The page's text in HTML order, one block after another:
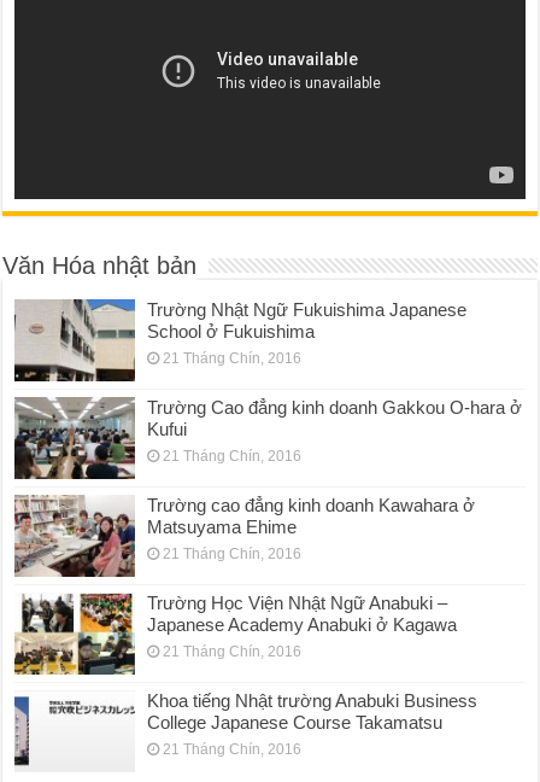
Văn Hóa nhật bản
Trường Nhật Ngữ Fukuishima Japanese
School ở Fukuishima
21 Tháng Chín, 2016
Trường Cao đẳng kinh doanh Gakkou O-hara ở
Kufui
21 Tháng Chín, 2016
Trường cao đẳng kinh doanh Kawahara ở
Matsuyama Ehime
21 Tháng Chín, 2016
Trường Học Viện Nhật Ngữ Anabuki –
Japanese Academy Anabuki ở Kagawa
21 Tháng Chín, 2016
Khoa tiếng Nhật trường Anabuki Business
College Japanese Course Takamatsu
21 Tháng Chín, 2016